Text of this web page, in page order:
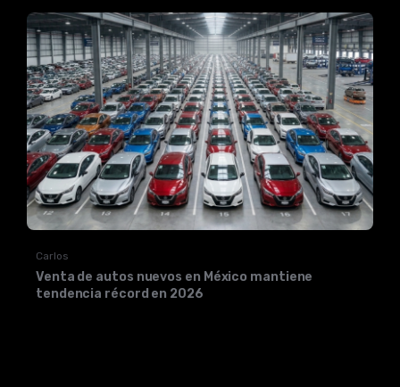
Carlos
Venta de autos nuevos en México mantiene
tendencia récord en 2026